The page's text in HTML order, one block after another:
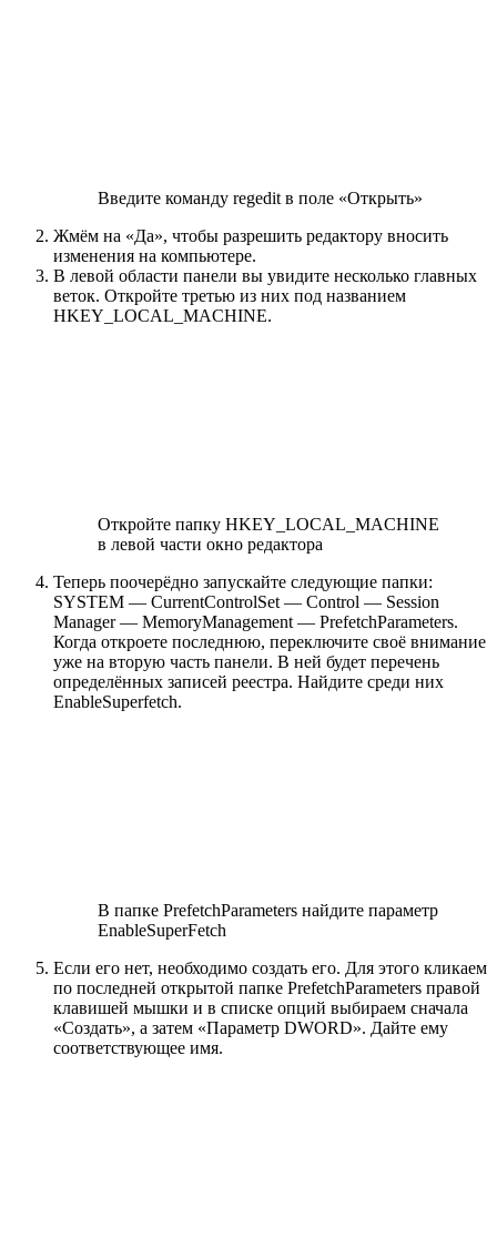
Введите команду regedit в поле «Открыть»
Жмём на «Да», чтобы разрешить редактору вносить
изменения на компьютере.
В левой области панели вы увидите несколько главных
веток. Откройте третью из них под названием
HKEY_LOCAL_MACHINE.
Откройте папку HKEY_LOCAL_MACHINE
в левой части окно редактора
Теперь поочерёдно запускайте следующие папки:
SYSTEM — CurrentControlSet — Control — Session
Manager — MemoryManagement — PrefetchParameters.
Когда откроете последнюю, переключите своё внимание
уже на вторую часть панели. В ней будет перечень
определённых записей реестра. Найдите среди них
EnableSuperfetch.
В папке PrefetchParameters найдите параметр
EnableSuperFetch
Если его нет, необходимо создать его. Для этого кликаем
по последней открытой папке PrefetchParameters правой
клавишей мышки и в списке опций выбираем сначала
«Создать», а затем «Параметр DWORD». Дайте ему
соответствующее имя.